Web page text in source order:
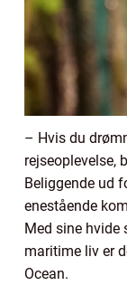
– Hvis du
rejseoplevelse,
Beliggende ud
enestående
Med sine hvide
maritime liv er
Ocean.